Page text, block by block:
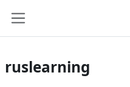
ruslearning